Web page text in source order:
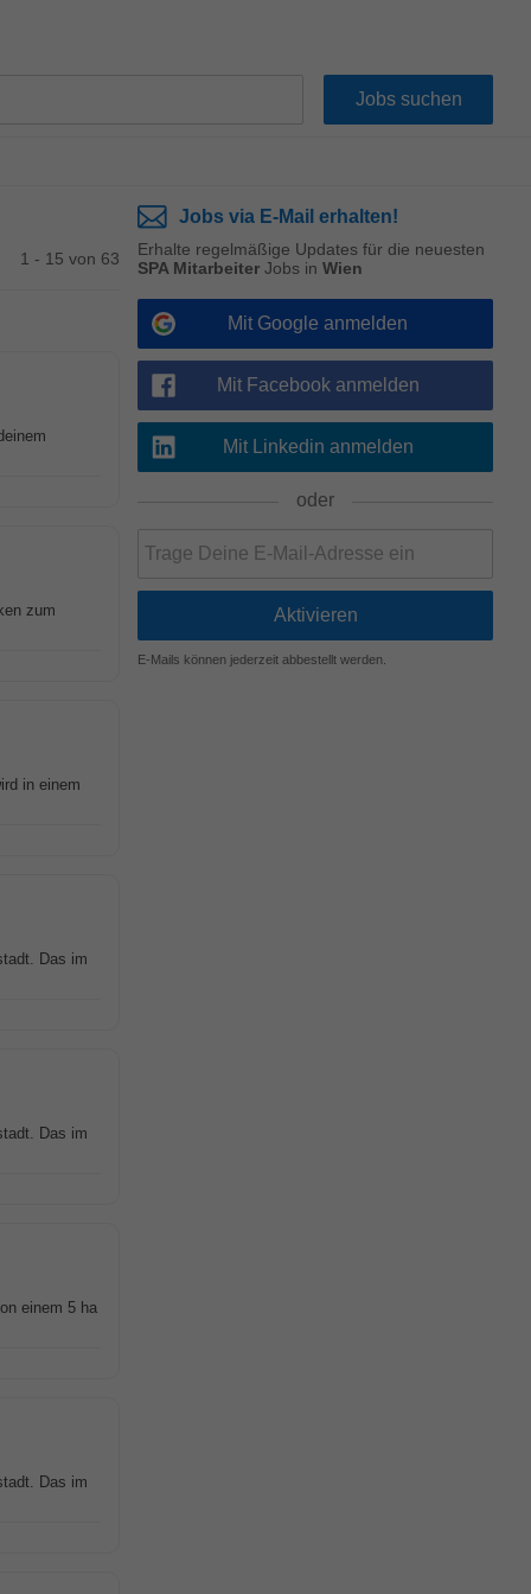
1 - 15 von 63
zum
in einem
Das im
Das im
einem 5 ha
Das im
Jobs via E-Mail erhalten!
Erhalte regelmäßige Updates für die neuesten
SPA Mitarbeiter Jobs in Wien
Mit Google anmelden
Mit Facebook anmelden
Mit Linkedin anmelden
oder
E-Mails können jederzeit abbestellt werden.